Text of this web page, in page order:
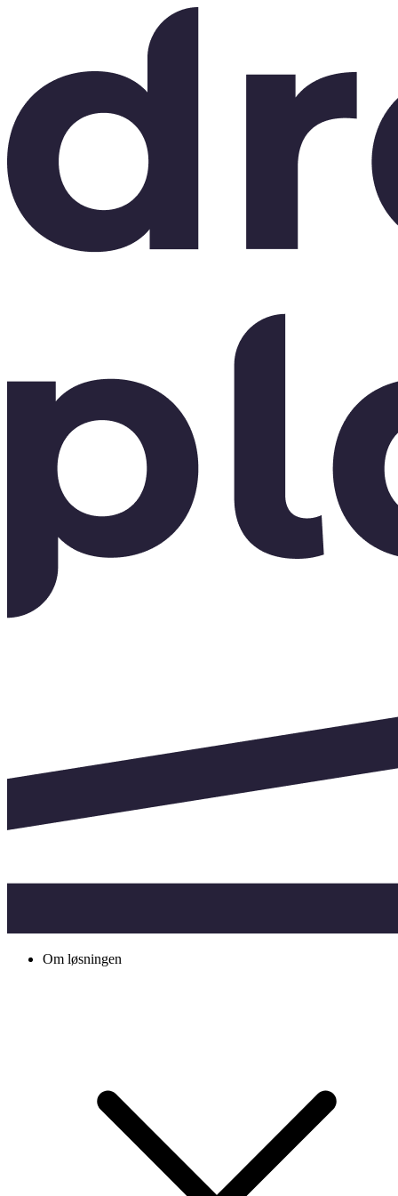
Om løsningen